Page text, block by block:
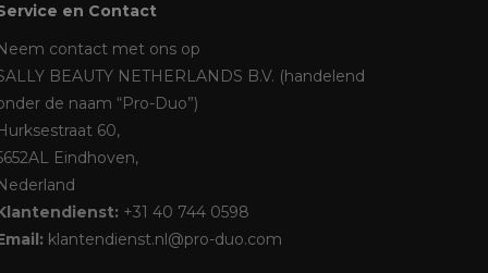
en Contact
contact met ons op
BEAUTY NETHERLANDS B.V. (handelend
de naam “Pro-Duo”)
60,
Eindhoven,
+31 40 744 0598
klantendienst.nl@pro-duo.com